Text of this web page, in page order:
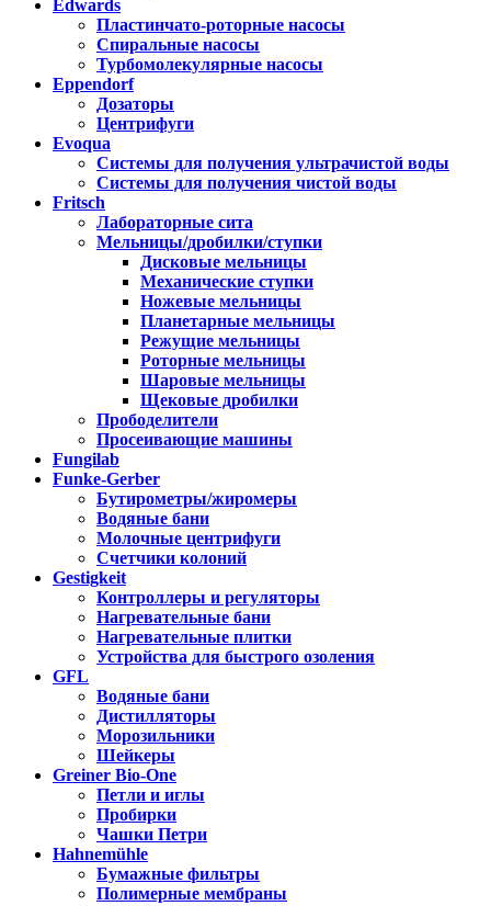
Edwards
Пластинчато-роторные насосы
Спиральные насосы
Турбомолекулярные насосы
Eppendorf
Дозаторы
Центрифуги
Evoqua
Системы для получения ультрачистой воды
Системы для получения чистой воды
Fritsch
Лабораторные сита
Мельницы/дробилки/ступки
Дисковые мельницы
Механические ступки
Ножевые мельницы
Планетарные мельницы
Режущие мельницы
Роторные мельницы
Шаровые мельницы
Щековые дробилки
Прободелители
Просеивающие машины
Fungilab
Funke-Gerber
Бутирометры/жиромеры
Водяные бани
Молочные центрифуги
Счетчики колоний
Gestigkeit
Контроллеры и регуляторы
Нагревательные бани
Нагревательные плитки
Устройства для быстрого озоления
GFL
Водяные бани
Дистилляторы
Морозильники
Шейкеры
Greiner Bio-One
Петли и иглы
Пробирки
Чашки Петри
Hahnemühle
Бумажные фильтры
Полимерные мембраны